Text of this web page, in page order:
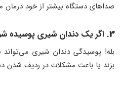
صداهای دستگاه بیشتر از خود درمان
3. اگر یک دندان شیری پوسیده
بله! پوسیدگی دندان شیری
بزند یا باعث مشکلات در ردیف شدن